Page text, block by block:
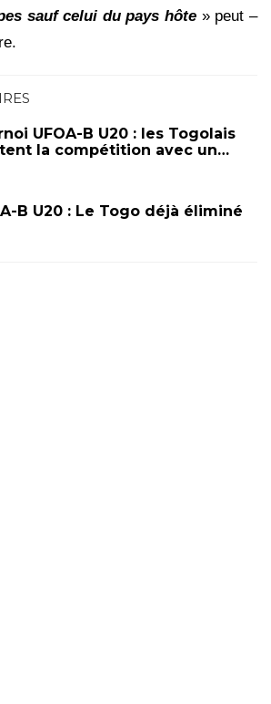
sauf celui du pays hôte » peut –
UFOA-B U20 : les Togolais
la compétition avec un…
B U20 : Le Togo déjà éliminé